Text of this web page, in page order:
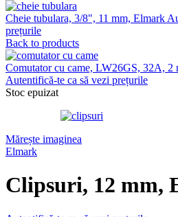
Cheie tubulara, 3/8", 11 mm, Elmark
prețurile
Back to products
Comutator cu came, LW26GS, 32A,
Autentifică-te ca să vezi prețurile
Stoc epuizat
Mărește imaginea
Elmark
Clipsuri, 12 mm,